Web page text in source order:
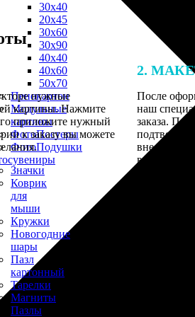
30х40
20х45
30х60
30х90
40х40
40х60
50х70
Пенокартон
Модульные
картины
ФотоПостеры
ФотоПодушки
Значки
Коврик
для
мыши
Кружки
Новогодние
шары
Пазл
картонный
Тарелки
Магниты
Пазлы
нужные
картины. Нажмите
приложите нужный
к заказу вы можете
2.
После
наш
заказа.
внесения